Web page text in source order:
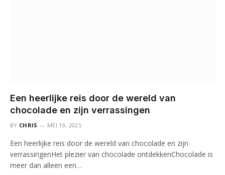
Een heerlijke reis door de wereld van
chocolade en zijn verrassingen
BY CHRIS MEI 19, 2025
Een heerlijke reis door de wereld van chocolade en zijn
verrassingenHet plezier van chocolade ontdekkenChocolade is
meer dan alleen een…